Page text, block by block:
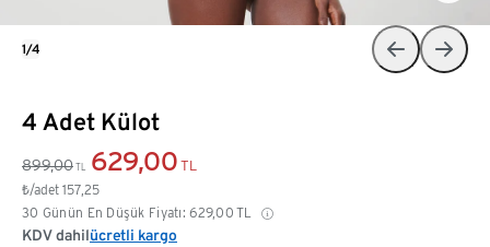
4 Adet Külot
899,00 TL 629,00 TL
₺/adet 157,25
30 Günün En Düşük Fiyatı: 629,00 TL
KDV dahilücretli kargo
1/4